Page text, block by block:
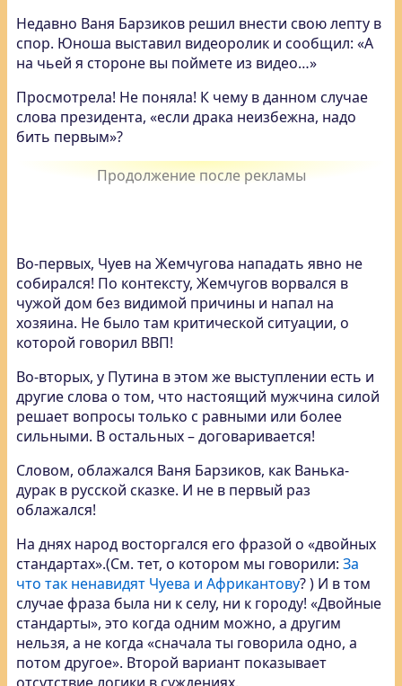
Недавно Ваня Барзиков решил внести свою лепту в
спор. Юноша выставил видеоролик и сообщил: «А
на чьей я стороне вы поймете из видео…»
Просмотрела! Не поняла! К чему в данном случае
слова президента, «если драка неизбежна, надо
бить первым»?
Во-первых, Чуев на Жемчугова нападать явно не
собирался! По контексту, Жемчугов ворвался в
чужой дом без видимой причины и напал на
хозяина. Не было там критической ситуации, о
которой говорил ВВП!
Во-вторых, у Путина в этом же выступлении есть и
другие слова о том, что настоящий мужчина силой
решает вопросы только с равными или более
сильными. В остальных – договаривается!
Словом, облажался Ваня Барзиков, как Ванька-
дурак в русской сказке. И не в первый раз
облажался!
На днях народ восторгался его фразой о «двойных
стандартах».(См. тет, о котором мы говорили: За
что так ненавидят Чуева и Африкантову? ) И в том
случае фраза была ни к селу, ни к городу! «Двойные
стандарты», это когда одним можно, а другим
нельзя, а не когда «сначала ты говорила одно, а
потом другое». Второй вариант показывает